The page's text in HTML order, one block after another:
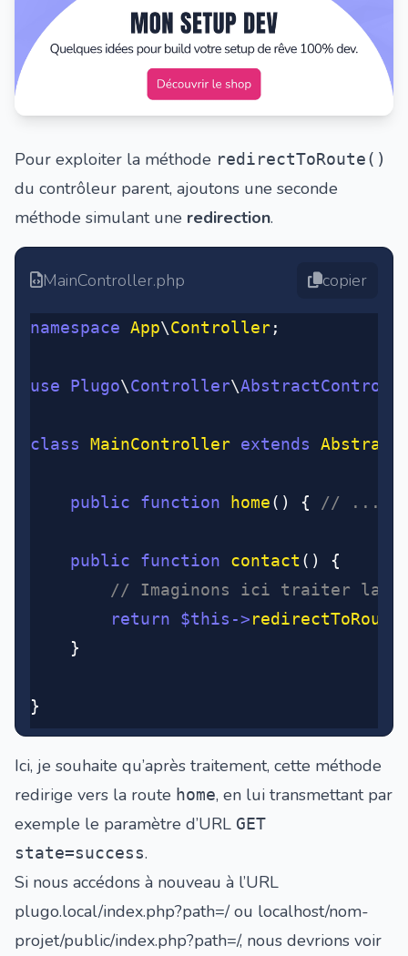
Pour exploiter la méthode redirectToRoute()
du contrôleur parent, ajoutons une seconde
méthode simulant une redirection.
MainController.php copier
namespace App\Controller;
use Plugo\Controller\
class MainController extends
	public
function home() { // ... }
	public
function contact () {
// Imaginons ici traiter la
		return
$this ->redirectToRoute
	}
}
Ici, je souhaite qu’après traitement, cette méthode
redirige vers la route home, en lui transmettant par
exemple le paramètre d’URL GET
state=success.
Si nous accédons à nouveau à l’URL
plugo.local/index.php?path=/ou localhost/nom-
projet/public/index.php?path=/, nous devrions voir